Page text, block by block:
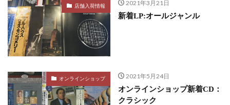
店舗入荷情報 2021年3月21日
新着LP:オールジャンル
オンラインショップ 2021年5月24日
オンラインショップ新着CD：
クラシック